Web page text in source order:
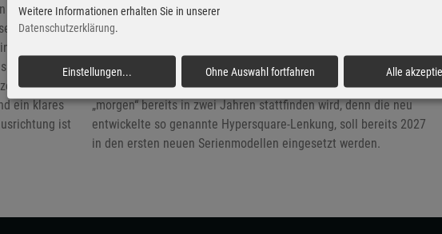
wieder
Auf seiner
Favey heute
die
ebenso
ein klares
ist
12.11.2025 - Die Zukunft bei der ältesten Automobilmarke der
Welt ist knapp vier Meter lang und hört auf den Namen Polygon
„dynamisches, kompaktes Konzeptfahrzeug“, das einen konkreten
Ausblick auf zukünftige Fahrzeuge des Unternehmen gibt. Wobei
„morgen“ bereits in zwei Jahren stattfinden wird, denn die neu
entwickelte so genannte Hypersquare-Lenkung, soll bereits 2027
in den ersten neuen Serienmodellen eingesetzt werden.
Weitere Informationen erhalten Sie in unserer
Datenschutzerklärung.
Einstellungen... Ohne Auswahl fortfahren Alle